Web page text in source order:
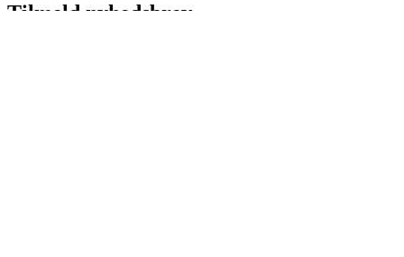
Tilmeld nyhedsbrev